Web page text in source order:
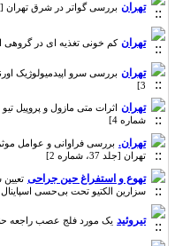
تهران بررسی گواتر در شرق تهران [جلد 11،
تهران کم خونی تغذیه ای در گروهی از زنان
تهران
3]
تهران
شماره 4]
تهران.
بررسی فراوانی و عوامل
تهران [جلد 37، شماره 2]
تهوع و استفراغ حین جراحی تعیین
سزارین الکتیو تحت بی‌حسی اسپاینال [جلد 44،
تیروئید یک مورد فلج عصب راجعه حنجره به